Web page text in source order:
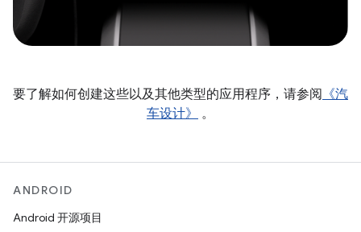
要了解如何创建这些以及其他类型的应用程序，请参阅 《汽
车设计》
。
ANDROID
Android 开源项目